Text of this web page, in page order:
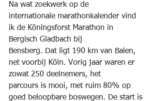
Na wat zoekwerk op de
internationale marathonkalender vind
ik de Köningsforst Marathon in
Bergisch Gladbach bij
Bensberg. Dat ligt 190 km van Balen,
net voorbij Köln. Vorig jaar waren er
zowat 250 deelnemers, het
parcours is mooi, met ruim 80% op
goed beloopbare boswegen. De start is